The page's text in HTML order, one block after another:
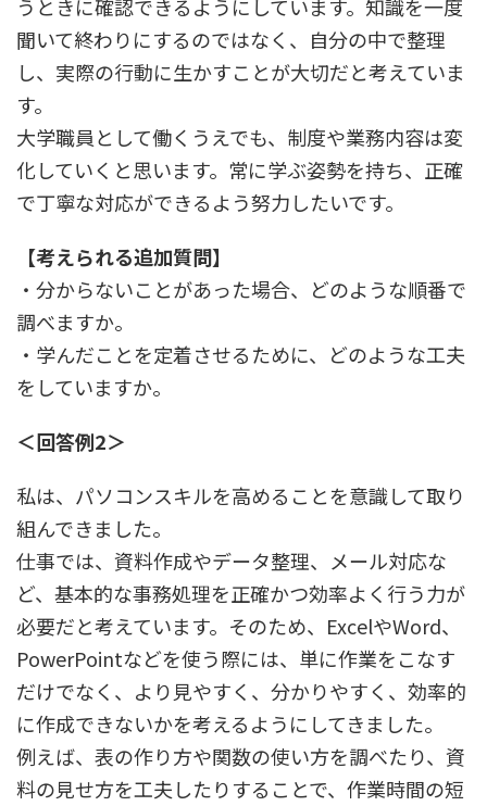
うときに確認できるようにしています。知識を一度
聞いて終わりにするのではなく、自分の中で整理
し、実際の行動に生かすことが大切だと考えていま
す。
大学職員として働くうえでも、制度や業務内容は変
化していくと思います。常に学ぶ姿勢を持ち、正確
で丁寧な対応ができるよう努力したいです。
【考えられる追加質問】
・分からないことがあった場合、どのような順番で
調べますか。
・学んだことを定着させるために、どのような工夫
をしていますか。
＜回答例2＞
私は、パソコンスキルを高めることを意識して取り
組んできました。
仕事では、資料作成やデータ整理、メール対応な
ど、基本的な事務処理を正確かつ効率よく行う力が
必要だと考えています。そのため、ExcelやWord、
PowerPointなどを使う際には、単に作業をこなす
だけでなく、より見やすく、分かりやすく、効率的
に作成できないかを考えるようにしてきました。
例えば、表の作り方や関数の使い方を調べたり、資
料の見せ方を工夫したりすることで、作業時間の短